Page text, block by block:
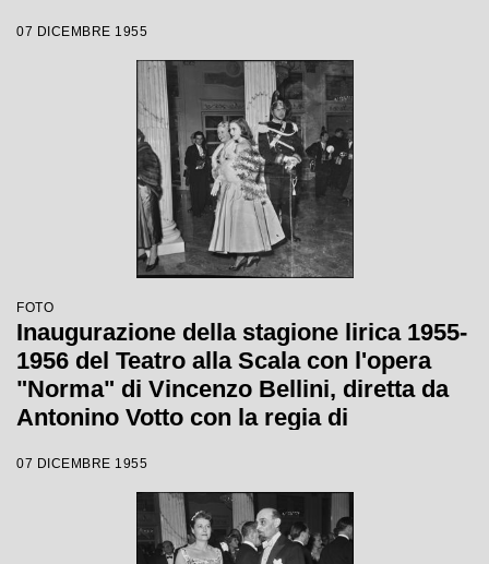
1956 con l'opera "Norma" di Vincenzo
Bellini, diretta da Antonino Votto, con la
regia di Margherita Wallmann
07 DICEMBRE 1955
FOTO
Inaugurazione della stagione lirica 1955-
1956 del Teatro alla Scala con l'opera
"Norma" di Vincenzo Bellini, diretta da
Antonino Votto con la regia di
07 DICEMBRE 1955